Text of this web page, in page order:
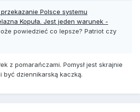
Polsce systemu
Kopuła. Jest jeden warunek -
powiedzieć co lepsze? Patriot czy
z pomarańczami. Pomysł jest skrajnie
dziennikarską kaczką.